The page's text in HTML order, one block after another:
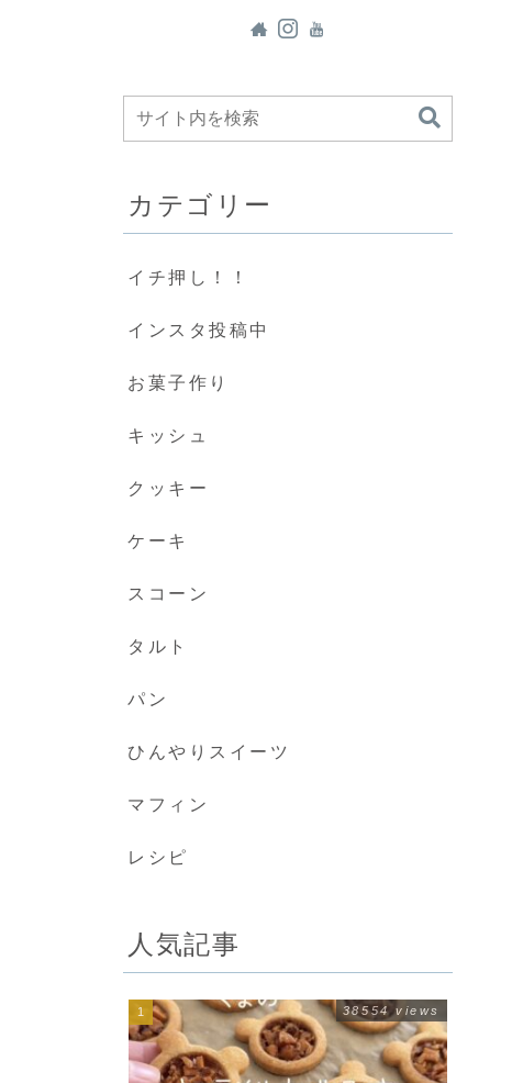
カテゴリー
イチ押し！！
インスタ投稿中
お菓子作り
キッシュ
クッキー
ケーキ
スコーン
タルト
パン
ひんやりスイーツ
マフィン
レシピ
人気記事
38554 views